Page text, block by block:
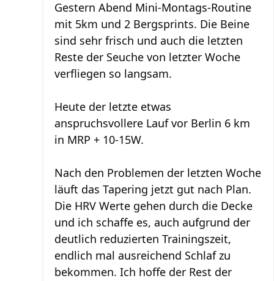
Gestern Abend Mini-Montags-Routine
mit 5km und 2 Bergsprints. Die Beine
sind sehr frisch und auch die letzten
Reste der Seuche von letzter Woche
verfliegen so langsam.
Heute der letzte etwas
anspruchsvollere Lauf vor Berlin 6 km
in MRP + 10-15W.
Nach den Problemen der letzten Woche
läuft das Tapering jetzt gut nach Plan.
Die HRV Werte gehen durch die Decke
und ich schaffe es, auch aufgrund der
deutlich reduzierten Trainingszeit,
endlich mal ausreichend Schlaf zu
bekommen. Ich hoffe der Rest der